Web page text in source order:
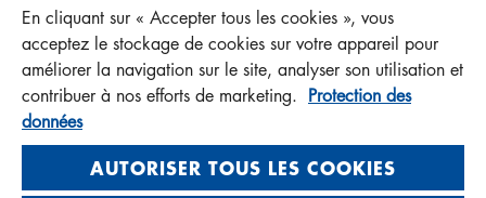
MANN+HUMMEL FT Poland
Sp. z o. o. Sp. k.
ul. Wrocławska 145, 63-800 GOSTYŃ, POLAND
Privacy Statement
Imprint
En cliquant sur « Accepter tous les cookies », vous
acceptez le stockage de cookies sur votre appareil pour
améliorer la navigation sur le site, analyser son utilisation et
contribuer à nos efforts de marketing. Protection des
données
AUTORISER TOUS LES COOKIES